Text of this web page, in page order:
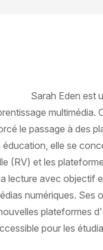
Sarah Eden est
multimédia.
le passage à des
éducation, elle se
(RV) et les
lecture avec objectif
numériques. Ses
plateformes
pour les